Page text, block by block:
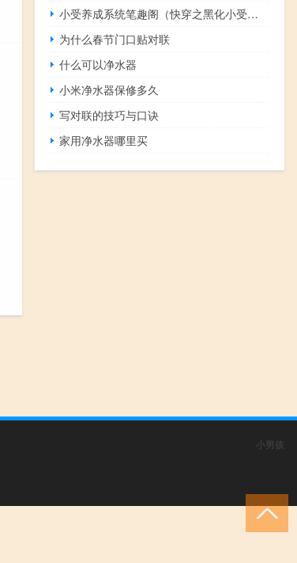
小受养成系统笔趣阁（快穿之黑化小受欲翻身笔趣阁）
为什么春节门口贴对联
什么可以净水器
小米净水器保修多久
写对联的技巧与口诀
家用净水器哪里买
小男孩